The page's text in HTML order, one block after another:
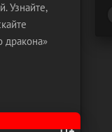
Узнайте,
дракона»